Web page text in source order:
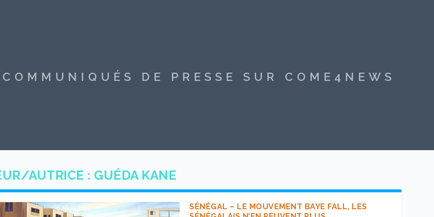
DE PRESSE SUR COME4NEWS
AUTRICE : GUÉDA KANE
SÉNÉGAL – LE MOUVEMENT BAYE FALL, LES